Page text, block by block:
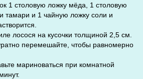
1 столовую ложку мёда, 1 столовую
тамари и 1 чайную ложку соли и
лосося на кусочки толщиной 2,5 см.
перемешайте, чтобы равномерно
мариноваться при комнатной